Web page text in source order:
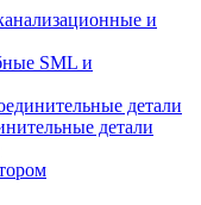
и
SML и
детали
детали